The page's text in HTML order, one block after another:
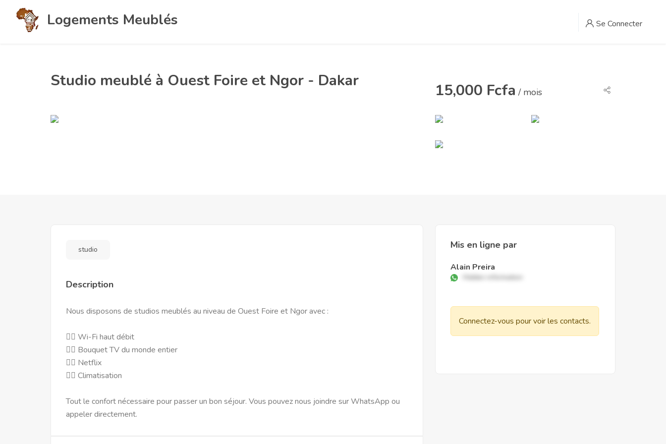
Logements Meublés Se Connecter
Studio meublé à Ouest Foire et Ngor - Dakar 15,000 Fcfa / mois
studio
Description
Nous disposons de studios meublés au niveau de Ouest Foire et Ngor avec :
👉🏿 Wi-Fi haut débit
👉🏿 Bouquet TV du monde entier
👉🏿 Netflix
👉🏿 Climatisation
Tout le confort nécessaire pour passer un bon séjour. Vous pouvez nous joindre sur WhatsApp ou
appeler directement.
Mis en ligne par
Alain Preira
Connectez-vous pour voir les contacts.